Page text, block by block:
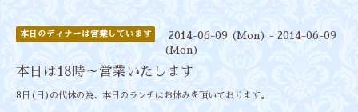
本日のディナーは営業しています
2014-06-09 (Mon) - 2014-06-09
(Mon)
本日は18時～営業いたします
8日(日)の代休の為、本日のランチはお休みを頂いております。